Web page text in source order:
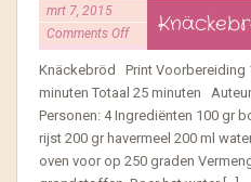
mrt 7, 2015
Comments Off
Knäckebröd Print Voorbereiding
minuten Totaal 25 minuten
Personen: 4 Ingrediënten 100 gr
rijst 200 gr havermeel 200 ml
oven voor op 250 graden